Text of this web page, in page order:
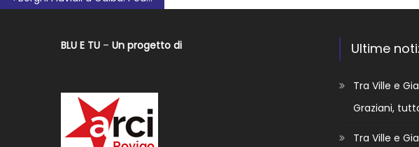
BLU E TU –Un progetto di Ultime
Tra Ville e
Graziani,
Tra Ville e